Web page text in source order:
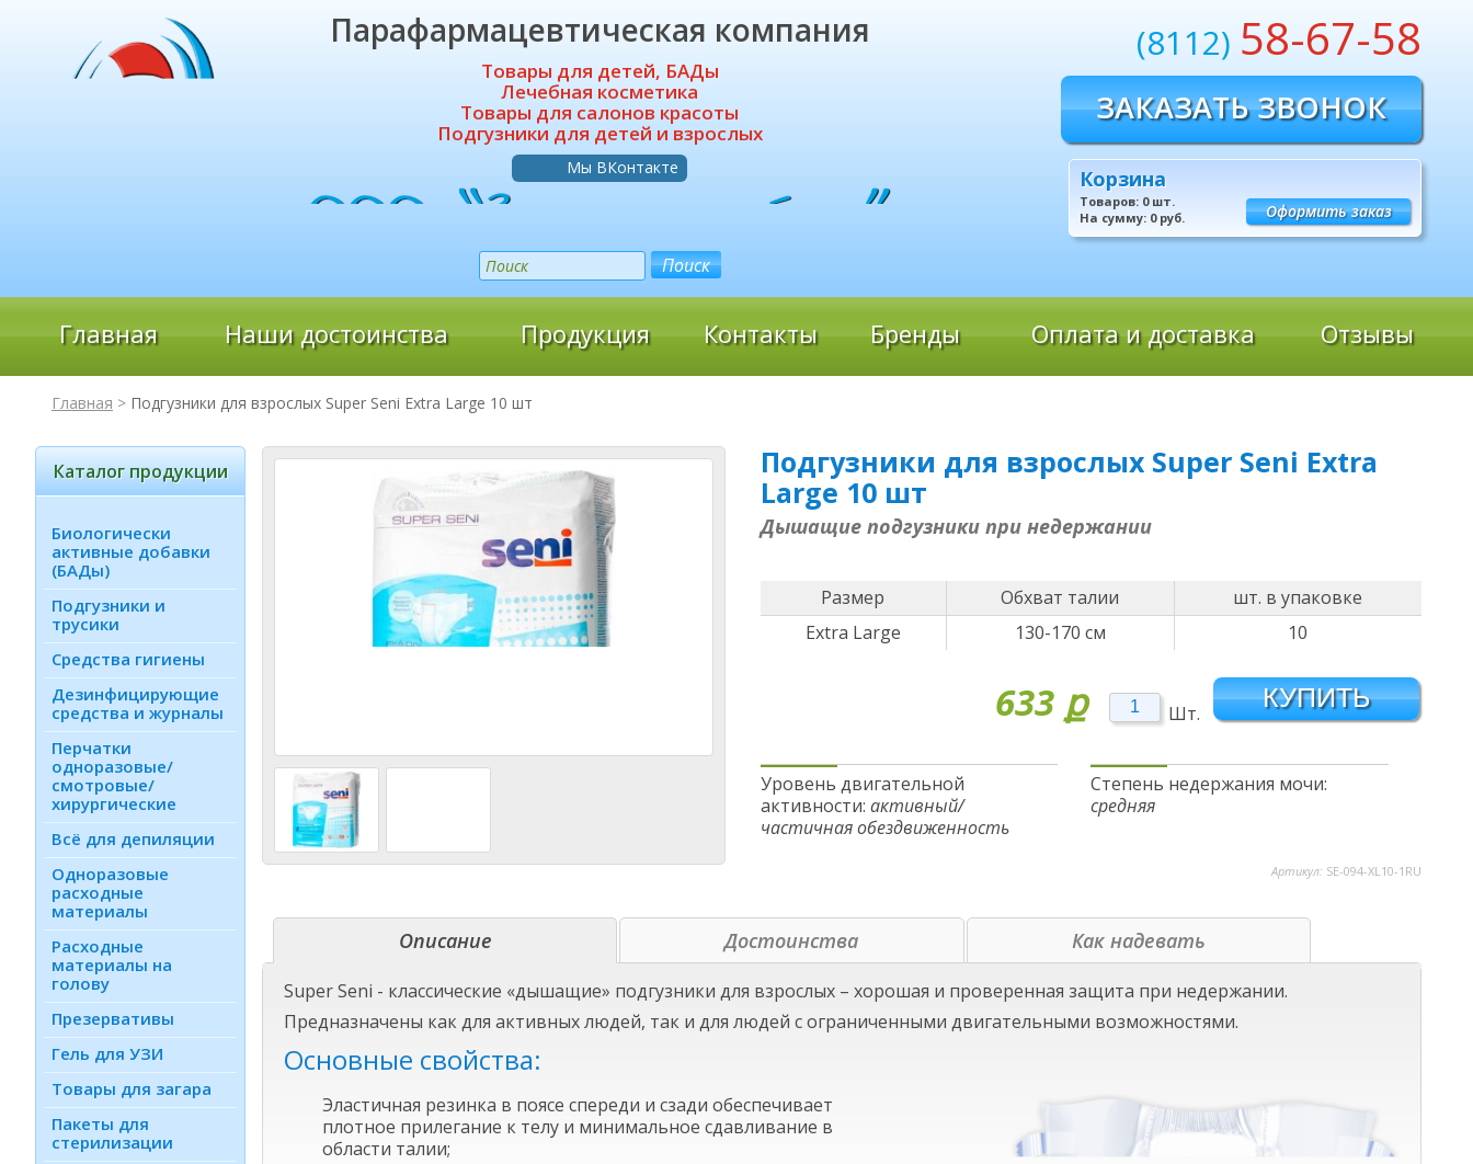
Парафармацевтическая компания
Товары для детей, БАДы
Лечебная косметика
Товары для салонов красоты
Подгузники для детей и взрослых
Мы ВКонтакте
(8112) 58-67-58
ЗАКАЗАТЬ ЗВОНОК
Корзина
Товаров: 0шт.
На сумму: 0руб. Оформить заказ
Главная Наши достоинства Продукция Контакты Бренды Оплата и доставка Отзывы
Главная > Подгузники для взрослых Super Seni Extra Large 10 шт
Каталог продукции
Биологически
активные добавки
(БАДы)
Подгузники и
трусики
Средства гигиены
Дезинфици­рующие
средства и журналы
Перчатки
одноразовые/
смотровые/
хирургические
Всё для депиляции
Одноразовые
расходные
материалы
Расходные
материалы на
голову
Презервативы
Гель для УЗИ
Товары для загара
Пакеты для
стерилизации
Подгузники для взрослых Super Seni Extra
Large 10 шт
Дышащие подгузники при недержании
Размер Обхват талии
шт. в упаковке
Extra Large
130-170 см 10
Шт.
633 ք
Уровень двигательной
активности: активный/
частичная обездвиженность
Степень недержания мочи:
средняя
Артикул: SE-094-XL10-1RU
Описа­ние Досто­инства Как надевать
Super Seni - классические «дышащие» подгузники для взрослых – хорошая и проверенная защита при недержании.
Предназначены как для активных людей, так и для людей с ограниченными двигательными возможностями.
Основные свойства:
Эластичная резинка в поясе спереди и сзади обеспечивает
плотное прилегание к телу и минимальное сдавливание в
области талии;